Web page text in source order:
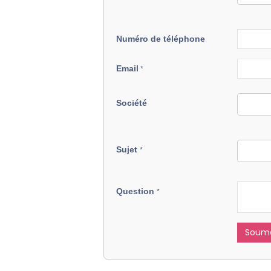
Numéro de téléphone
Email *
Société
Sujet *
Question *